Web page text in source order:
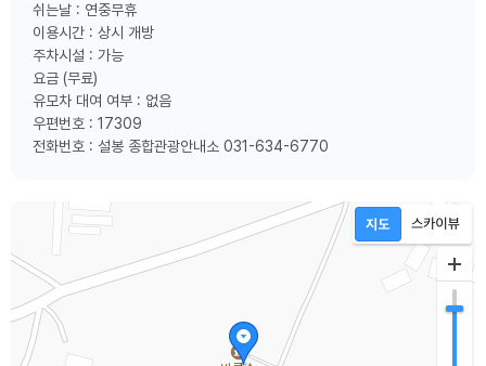
쉬는날 : 연중무휴
이용시간 : 상시 개방
주차시설 : 가능
요금 (무료)
유모차 대여 여부 : 없음
우편번호 : 17309
전화번호 : 설봉 종합관광안내소 031-634-6770